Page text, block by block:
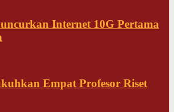
Internet 10G Pertama
Empat Profesor Riset